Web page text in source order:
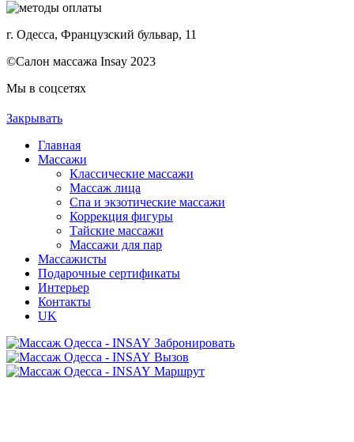
г. Одесса, Французский бульвар, 11
©Салон массажа Insay 2023
Мы в соцсетях
Закрывать
Главная
Массажи
Классические массажи
Массаж лица
Спа и экзотические массажи
Коррекция фигуры
Тайские массажи
Массажи для пар
Массажисты
Подарочные сертификаты
Интерьер
Контакты
UK
Забронировать
Вызов
Маршрут